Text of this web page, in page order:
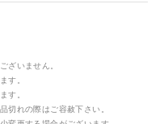
ざいません。
す。
す。
切れの際はご容赦下さい。